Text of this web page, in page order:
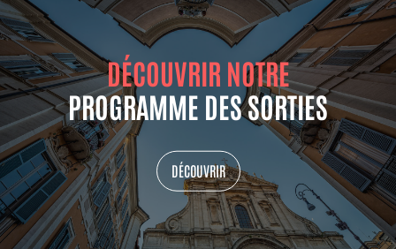
DÉCOUVRIR NOTRE
PROGRAMME DES SORTIES
DÉCOUVRIR